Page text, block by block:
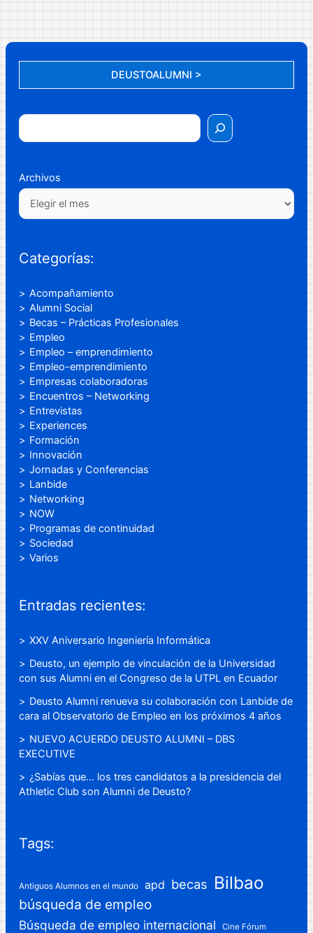
DEUSTOALUMNI >
Archivos
Categorías:
Acompañamiento
Alumni Social
Becas – Prácticas Profesionales
Empleo
Empleo – emprendimiento
Empleo-emprendimiento
Empresas colaboradoras
Encuentros – Networking
Entrevistas
Experiences
Formación
Innovación
Jornadas y Conferencias
Lanbide
Networking
NOW
Programas de continuidad
Sociedad
Varios
Entradas recientes:
XXV Aniversario Ingeniería Informática
Deusto, un ejemplo de vinculación de la Universidad
con sus Alumni en el Congreso de la UTPL en Ecuador
Deusto Alumni renueva su colaboración con Lanbide de
cara al Observatorio de Empleo en los próximos 4 años
NUEVO ACUERDO DEUSTO ALUMNI – DBS
EXECUTIVE
¿Sabías que… los tres candidatos a la presidencia del
Athletic Club son Alumni de Deusto?
Tags:
Antiguos Alumnos en el mundo apd becas Bilbao
búsqueda de empleo
Búsqueda de empleo internacional Cine Fórum